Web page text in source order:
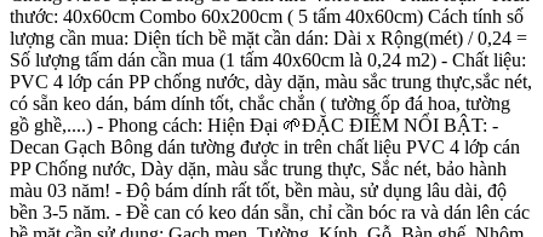
thước: 40x60cm Combo 60x200cm ( 5 tấm 40x60cm) Cách tính số
lượng cần mua: Diện tích bề mặt cần dán: Dài x Rộng(mét) / 0,24 =
Số lượng tấm dán cần mua (1 tấm 40x60cm là 0,24 m2) - Chất liệu:
PVC 4 lớp cán PP chống nước, dày dặn, màu sắc trung thực,sắc nét,
có sẵn keo dán, bám dính tốt, chắc chắn ( tường ốp đá hoa, tường
gồ ghề,....) - Phong cách: Hiện Đại 🌱ĐẶC ĐIỂM NỔI BẬT: -
Decan Gạch Bông dán tường được in trên chất liệu PVC 4 lớp cán
PP Chống nước, Dày dặn, màu sắc trung thực, Sắc nét, bảo hành
màu 03 năm! - Độ bám dính rất tốt, bền màu, sử dụng lâu dài, độ
bền 3-5 năm. - Đề can có keo dán sẵn, chỉ cần bóc ra và dán lên các